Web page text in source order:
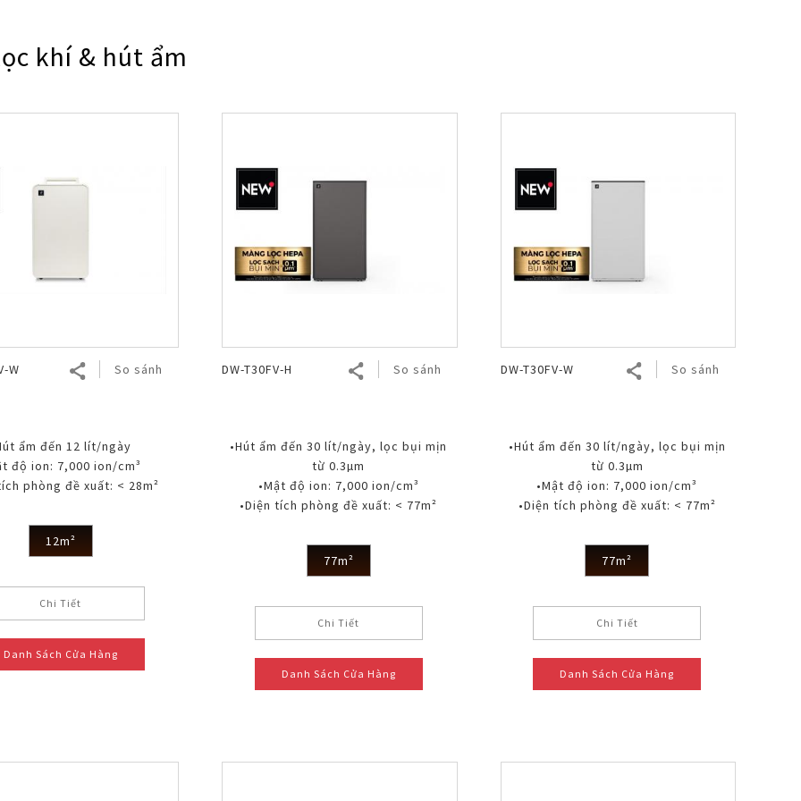
khí & hút ẩm
W So sánh
ẩm đến 12 lít/ngày
độ ion: 7,000 ion/cm³
phòng đề xuất: < 28m²
12m²
Chi Tiết
Danh Sách Cửa Hàng
DW-T30FV-H So sánh
•Hút ẩm đến 30 lít/ngày, lọc bụi mịn
từ 0.3µm
•Mật độ ion: 7,000 ion/cm³
•Diện tích phòng đề xuất: < 77m²
77m²
Chi Tiết
Danh Sách Cửa Hàng
DW-T30FV-W So sánh
•Hút ẩm đến 30 lít/ngày, lọc bụi mịn
từ 0.3µm
•Mật độ ion: 7,000 ion/cm³
•Diện tích phòng đề xuất: < 77m²
77m²
Chi Tiết
Danh Sách Cửa Hàng